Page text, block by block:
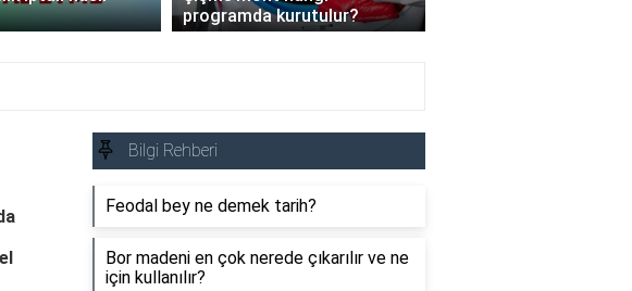
programda kurutulur?
Bilgi Rehberi
Feodal bey ne demek tarih?
Bor madeni en çok nerede çıkarılır ve ne
için kullanılır?